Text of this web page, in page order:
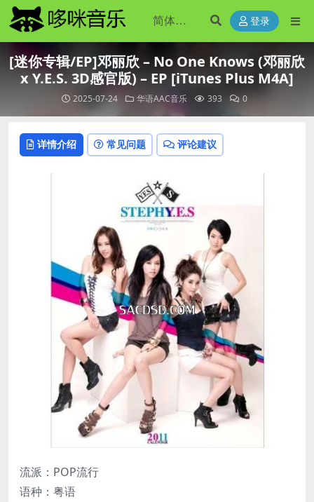
登录
[迷你专辑/EP]邓丽欣 – No One Knows (邓丽欣
x Y.E.S. 3D感官版) – EP [iTunes Plus M4A]
2025-07-24 华语AAC音乐 393 0
详情介绍 常见问题 评论建议
流派：POP流行
语种：粤语